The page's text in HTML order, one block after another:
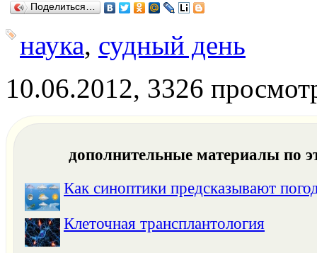
Поделиться…
наука, судный день
10.06.2012, 3326
дополнительные материалы по
Как синоптики предсказывают
Клеточная трансплантология